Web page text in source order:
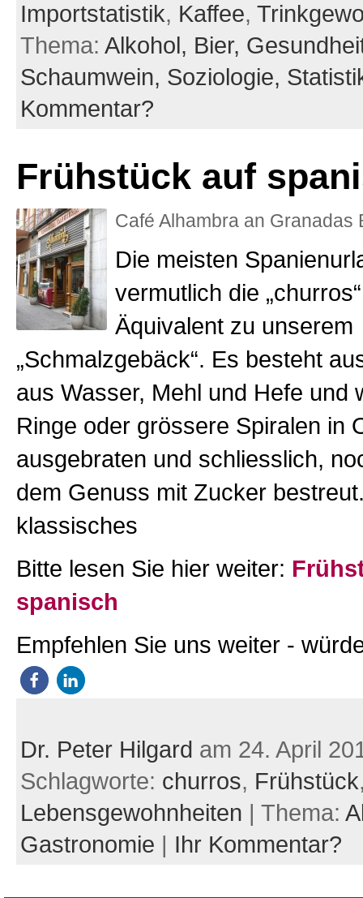
Importstatistik, Kaffee,
Thema: Alkohol, Bier,
Schaumwein, Soziologie,
Kommentar?
Frühstück auf
Café Alhambra an Granadas
Die meisten
vermutlich die
Äquivalent zu unserem
„Schmalzgebäck“. Es besteht
aus Wasser, Mehl und Hefe und
Ringe oder grössere Spiralen in
ausgebraten und schliesslich,
dem Genuss mit Zucker
klassisches
Bitte lesen Sie hier weiter:
spanisch
Empfehlen Sie uns weiter -
Dr. Peter Hilgard am 24. April
Schlagworte: churros, Frühstück
Lebensgewohnheiten | Thema:
Gastronomie | Ihr Kommentar?